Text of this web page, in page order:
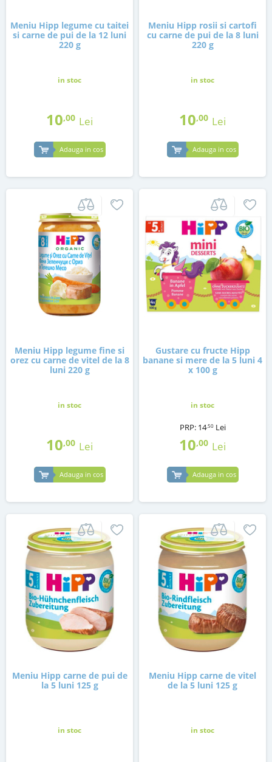
Meniu Hipp legume cu taitei
si carne de pui de la 12 luni
220 g
in stoc
10,00 Lei
Adauga in cos
Meniu Hipp rosii si cartofi
cu carne de pui de la 8 luni
220 g
in stoc
10,00 Lei
Adauga in cos
Meniu Hipp legume fine si
orez cu carne de vitel de la 8
luni 220 g
in stoc
10,00 Lei
Adauga in cos
Gustare cu fructe Hipp
banane si mere de la 5 luni 4
x 100 g
in stoc
PRP: 14,50 Lei
10,00 Lei
Adauga in cos
Meniu Hipp carne de pui de
la 5 luni 125 g
in stoc
Meniu Hipp carne de vitel
de la 5 luni 125 g
in stoc